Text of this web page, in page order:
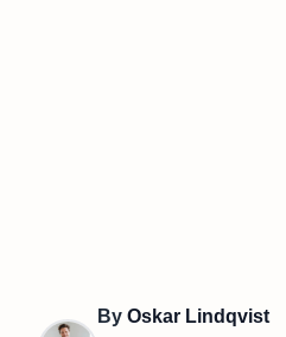
By Oskar Lindqvist